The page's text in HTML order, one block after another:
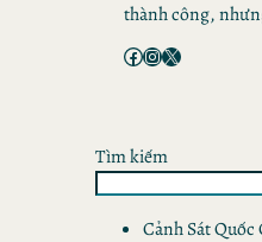
thành công,
Facebook InstagramX
Tìm kiếm
Cảnh Sát Quốc